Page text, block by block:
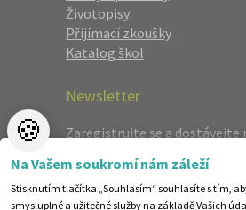
Životopisy
Přijímací zkoušky
Katalog škol
Newsletter
Zaregistrujte se a dostávejte
🍪
Na Vašem soukromí nám záleží
Stisknutím tlačítka „Souhlasím“ souhlasíte s tím,
smysluplné a užitečné služby na základě Vašich